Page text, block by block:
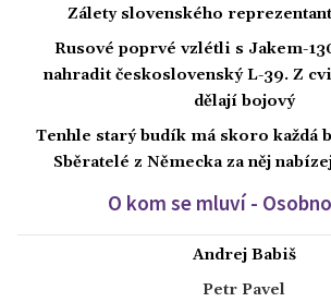
Zálety slovenského
Rusové poprvé vzlétli s Jakem-
nahradit československý L-39. Z
dělají bojový
Tenhle starý budík má skoro každá
Sběratelé z Německa za něj
O kom se mluví -
Andrej Babiš
Petr Pavel